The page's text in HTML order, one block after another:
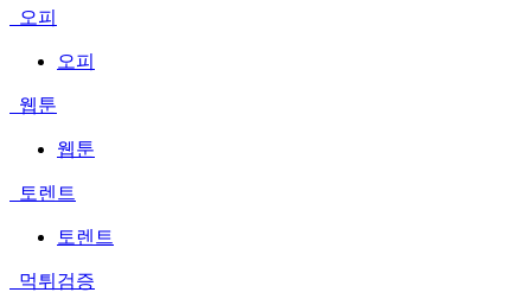
오피
오피
웹툰
웹툰
토렌트
토렌트
먹튀검증